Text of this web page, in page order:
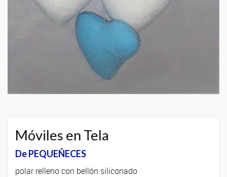
Móviles en Tela
De PEQUEÑECES
polar relleno con bellón siliconado